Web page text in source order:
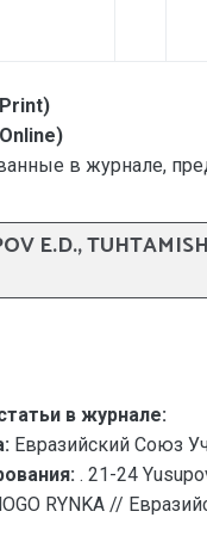
в журнале,
E.D.,
в журнале:
Евразийский Союз
. 21-24
RYNKA //